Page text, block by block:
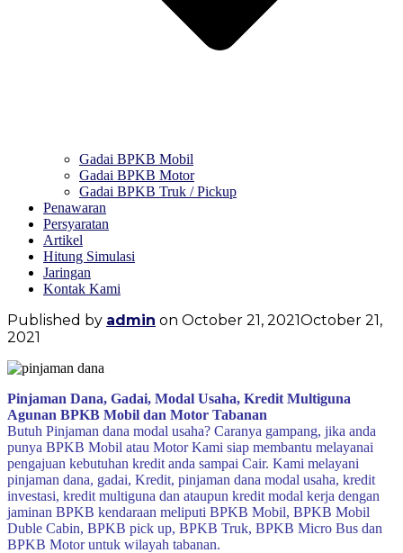
Gadai BPKB Mobil
Gadai BPKB Motor
Gadai BPKB Truk / Pickup
Penawaran
Persyaratan
Artikel
Hitung Simulasi
Jaringan
Kontak Kami
Published by admin on October 21, 2021October 21,
2021
Pinjaman Dana, Gadai, Modal Usaha, Kredit Multiguna
Agunan BPKB Mobil dan Motor Tabanan
Butuh Pinjaman dana modal usaha? Caranya gampang, jika anda
punya BPKB Mobil atau Motor Kami siap membantu melayanai
pengajuan kebutuhan kredit anda sampai Cair. Kami melayani
pinjaman dana, gadai, Kredit, pinjaman dana modal usaha, kredit
investasi, kredit multiguna dan ataupun kredit modal kerja dengan
jaminan BPKB kendaraan meliputi BPKB Mobil, BPKB Mobil
Duble Cabin, BPKB pick up, BPKB Truk, BPKB Micro Bus dan
BPKB Motor untuk wilayah tabanan.